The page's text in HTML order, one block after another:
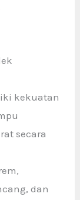
kekuatan
secara
dan